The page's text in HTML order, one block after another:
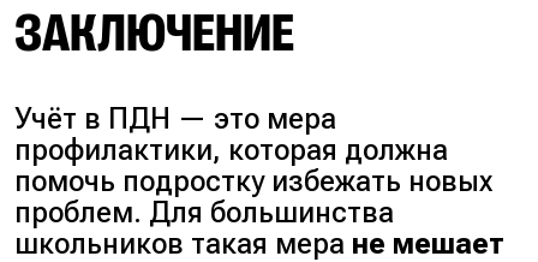
ЗАКЛЮЧЕНИЕ
Учёт в ПДН — это мера
профилактики, которая должна
помочь подростку избежать новых
проблем. Для большинства
школьников такая мера не мешает